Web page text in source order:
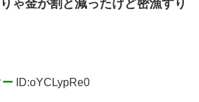
ゃ金が割と減ったけど密漁すり
ー ID:oYCLypRe0